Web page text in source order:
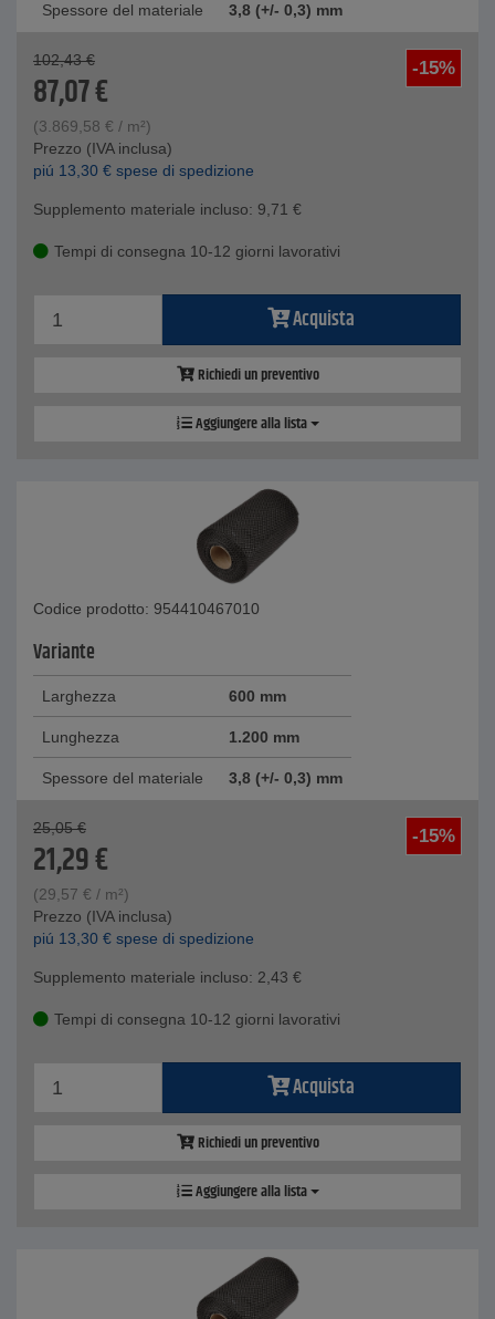
Spessore del materiale 3,8 (+/- 0,3) mm
-15%
102,43 €
87,07€
(3.869,58 € / m²)
Prezzo (IVA inclusa)
piú 13,30 € spese di spedizione
Supplemento materiale incluso: 9,71 €
Tempi di consegna 10-12 giorni lavorativi
Acquista
Richiedi un preventivo
Aggiungere alla lista
Codice prodotto: 954410467010
Variante
Larghezza 600 mm
Lunghezza 1.200 mm
Spessore del materiale 3,8 (+/- 0,3) mm
-15%
25,05 €
21,29€
(29,57 € / m²)
Prezzo (IVA inclusa)
piú 13,30 € spese di spedizione
Supplemento materiale incluso: 2,43 €
Tempi di consegna 10-12 giorni lavorativi
Acquista
Richiedi un preventivo
Aggiungere alla lista